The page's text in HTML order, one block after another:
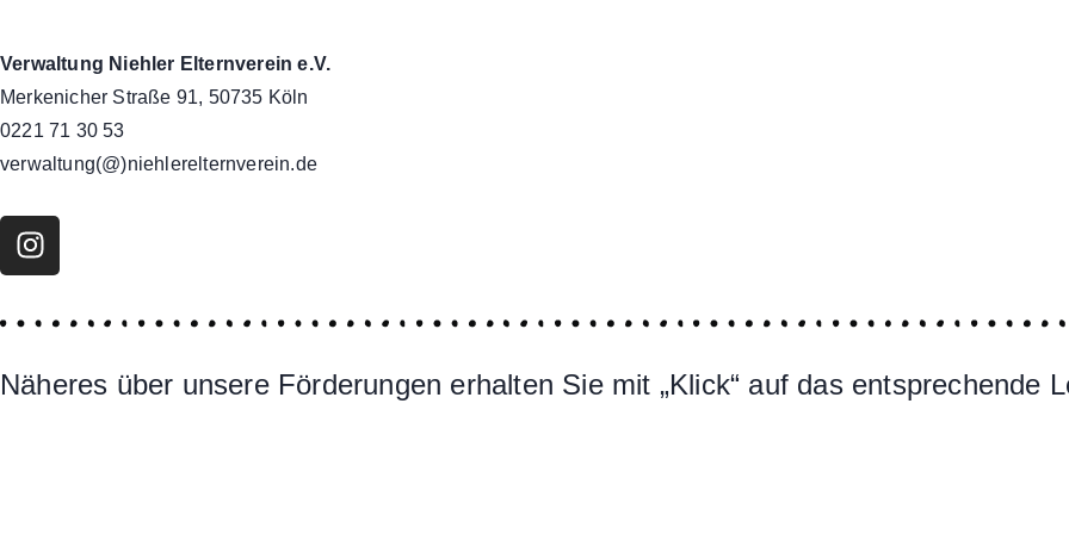
Verwaltung Niehler Elternverein e.V.
Merkenicher Straße 91, 50735 Köln
0221 71 30 53
verwaltung(@)niehlerelternverein.de
Näheres über unsere Förderungen erhalten Sie mit „Klick“ auf das entsprechende